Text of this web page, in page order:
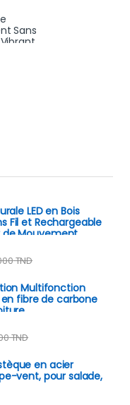
Sans
LED en Bois
Fil et Rechargeable
Mouvement
TND
Multifonction
en fibre de carbone
TND
en acier
vent, pour salade,